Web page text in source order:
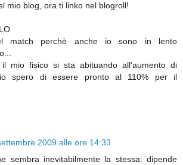
mio blog, ora ti linko nel blogroll!
match perchè anche io sono in lento
il mio fisico si sta abituando all'aumento di
spero di essere pronto al 110% per il
2009 alle ore 14:33
sembra inevitabilmente la stessa: dipende